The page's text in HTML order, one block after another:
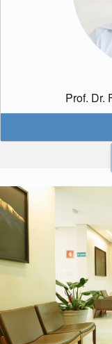
Prof. Dr.